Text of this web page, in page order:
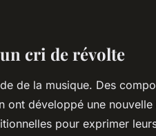
cri de révolte
de la musique. Des
ont développé une nouvelle
pour exprimer